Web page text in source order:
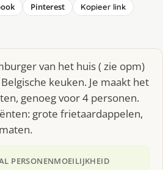
Pinterest
Kopieer link
van het huis ( zie opm)
keuken. Je maakt het
genoeg voor 4 personen.
grote frietaardappelen,
PERSONENMOEILIJKHEID